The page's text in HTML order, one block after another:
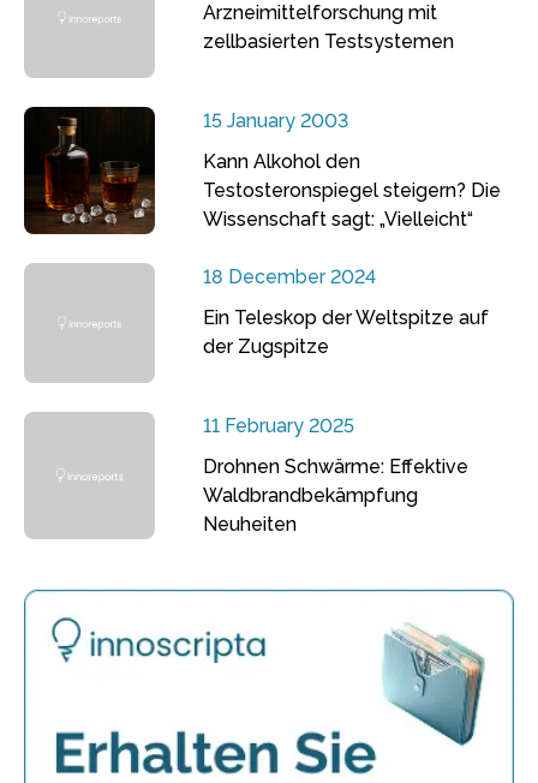
Arzneimittelforschung mit
zellbasierten Testsystemen
15 January 2003
Kann Alkohol den
Testosteronspiegel steigern? Die
Wissenschaft sagt: „Vielleicht“
18 December 2024
Ein Teleskop der Weltspitze auf
der Zugspitze
11 February 2025
Drohnen Schwärme: Effektive
Waldbrandbekämpfung
Neuheiten